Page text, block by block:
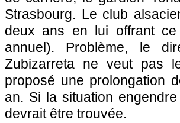
Strasbourg. Le club
deux ans en lui offrant
annuel). Problème, le
Zubizarreta ne veut pas
proposé une prolongation
an. Si la situation
devrait être trouvée.